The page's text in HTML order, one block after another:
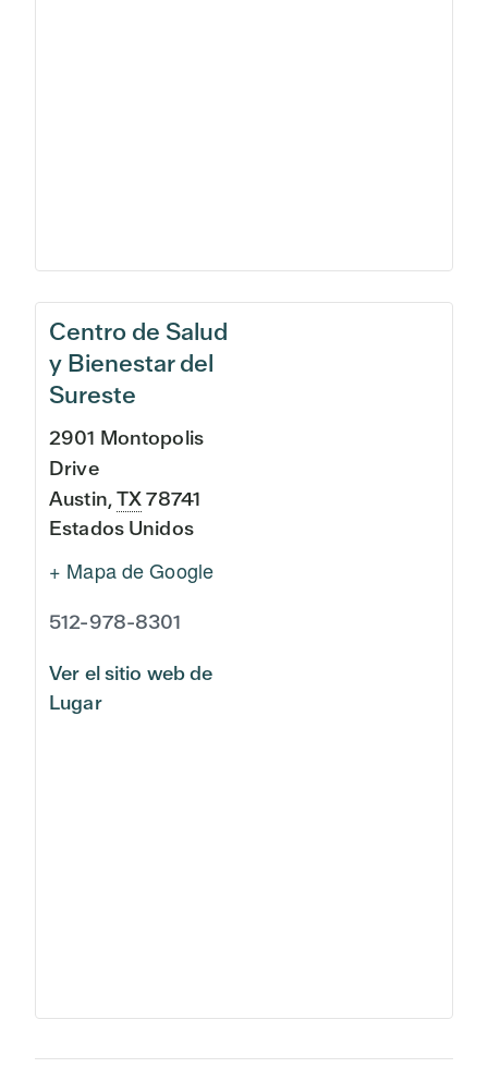
Centro de Salud
y Bienestar del
Sureste
2901 Montopolis
Drive
Austin,TX78741
Estados Unidos
+ Mapa de Google
512-978-8301
Ver el sitio web de
Lugar